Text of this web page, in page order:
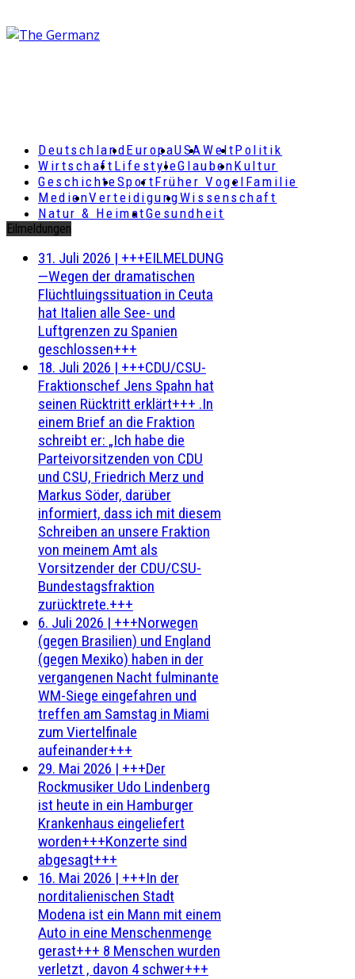
DeutschlandEuropaUSAWeltPolitik
Wirtschaft LifestyleGlaubenKultur
GeschichteSportFrüher Vogel Familie
MedienVerteidigungWissenschaft
Natur & HeimatGesundheit
Eilmeldungen
31. Juli 2026 | +++EILMELDUNG
—Wegen der dramatischen
Flüchtluingssituation in Ceuta
hat Italien alle See- und
Luftgrenzen zu Spanien
geschlossen+++
18. Juli 2026 | +++CDU/CSU-
Fraktionschef Jens Spahn hat
seinen Rücktritt erklärt+++ .In
einem Brief an die Fraktion
schreibt er: „Ich habe die
Parteivorsitzenden von CDU
und CSU, Friedrich Merz und
Markus Söder, darüber
informiert, dass ich mit diesem
Schreiben an unsere Fraktion
von meinem Amt als
Vorsitzender der CDU/CSU-
Bundestagsfraktion
zurücktrete.+++
6. Juli 2026 | +++Norwegen
(gegen Brasilien) und England
(gegen Mexiko) haben in der
vergangenen Nacht fulminante
WM-Siege eingefahren und
treffen am Samstag in Miami
zum Viertelfinale
aufeinander+++
29. Mai 2026 | +++Der
Rockmusiker Udo Lindenberg
ist heute in ein Hamburger
Krankenhaus eingeliefert
worden+++Konzerte sind
abgesagt+++
16. Mai 2026 | +++In der
norditalienischen Stadt
Modena ist ein Mann mit einem
Auto in eine Menschenmenge
gerast+++ 8 Menschen wurden
verletzt , davon 4 schwer+++